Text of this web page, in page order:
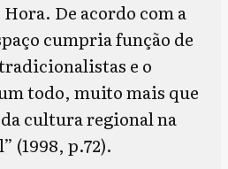
De acordo com a
cumpria função de
e o
todo, muito mais que
cultura regional na
(1998, p.72).